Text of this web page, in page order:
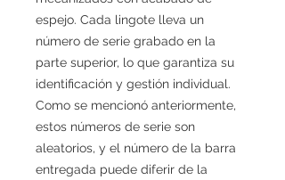
espejo. Cada lingote lleva un
número de serie grabado en la
parte superior, lo que garantiza su
identificación y gestión individual.
Como se mencionó anteriormente,
estos números de serie son
aleatorios, y el número de la barra
entregada puede diferir de la